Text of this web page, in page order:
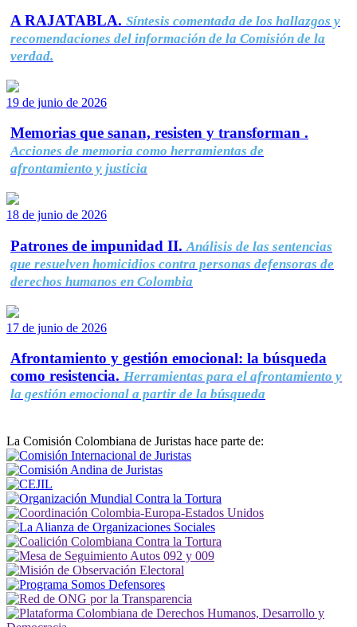
A RAJATABLA. Síntesis comentada de los hallazgos y
recomendaciones del información de la Comisión de la
verdad.
19 de junio de 2026
Memorias que sanan, resisten y transforman .
Acciones de memoria como herramientas de
afrontamiento y justicia
18 de junio de 2026
Patrones de impunidad II. Análisis de las sentencias
que resuelven homicidios contra personas defensoras de
derechos humanos en Colombia
17 de junio de 2026
Afrontamiento y gestión emocional: la búsqueda
como resistencia. Herramientas para el afrontamiento y
la gestión emocional a partir de la búsqueda
La Comisión Colombiana de Juristas hace parte de: